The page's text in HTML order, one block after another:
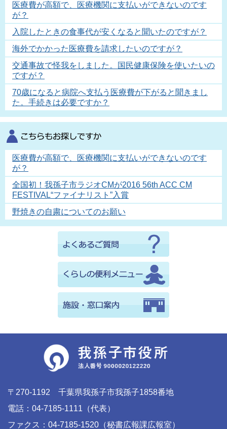
医療費が高額で、医療機関に支払いができないのです
が？
入院したときの食事代が安くなると聞いたのですが？
海外でかかった医療費を請求したいのですが？
交通事故で怪我をしました。国民健康保険を使いたいの
ですが？
70歳になると病院へ支払う医療費が下がると聞きまし
た。手続きは必要ですか？
医療費が高額で、医療機関に支払いができないのです
が？
全国初！我孫子市ラジオCMが2016 56th ACC CM
FESTIVAL“ファイナリスト”入賞
野焼きの自粛についてのお願い
〒270-1192 千葉県我孫子市我孫子1858番地
電話：04-7185-1111（代表）
ファクス：04-7185-1520（秘書広報課広報室）